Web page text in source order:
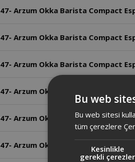
Arzum Okka Barista Compact
Arzum Okka Barista Compact
Arzum Okka Barista Compact
Arzum Okka Barista Compact
Arzum Okka Barista Compact
Arzum Okka Barista Compact
Bu web
Bu web sitesi
tüm çerezlere
Kesinlikle
gerekli çerezler